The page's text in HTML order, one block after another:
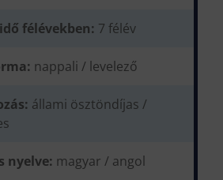
félévekben: 7 félév
nappali / levelező
állami ösztöndíjas /
nyelve: magyar / angol